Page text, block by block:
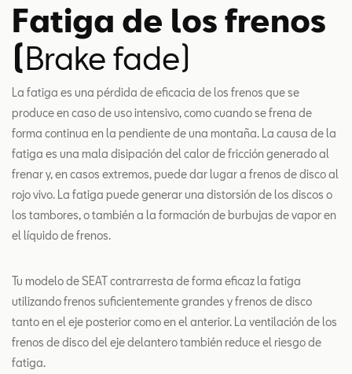
Fatiga de los frenos
(Brake fade)
La fatiga es una pérdida de eficacia de los frenos que se
produce en caso de uso intensivo, como cuando se frena de
forma continua en la pendiente de una montaña. La causa de la
fatiga es una mala disipación del calor de fricción generado al
frenar y, en casos extremos, puede dar lugar a frenos de disco al
rojo vivo. La fatiga puede generar una distorsión de los discos o
los tambores, o también a la formación de burbujas de vapor en
el líquido de frenos.
Tu modelo de SEAT contrarresta de forma eficaz la fatiga
utilizando frenos suficientemente grandes y frenos de disco
tanto en el eje posterior como en el anterior. La ventilación de los
frenos de disco del eje delantero también reduce el riesgo de
fatiga.